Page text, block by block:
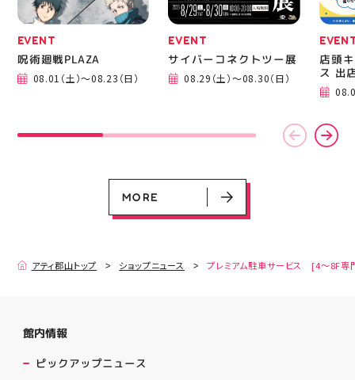
MORE
EVENT
呪術廻戦PLAZA
08.01（土）～08.23（日）
EVENT
サイバーコネクトツー展
08.29（土）～08.30（日）
店頭
ス 出
MORE
アティ郡山トップ ショップニュース プレミアム駐車サービス [4～8F専
館内情報
ピックアップニュース